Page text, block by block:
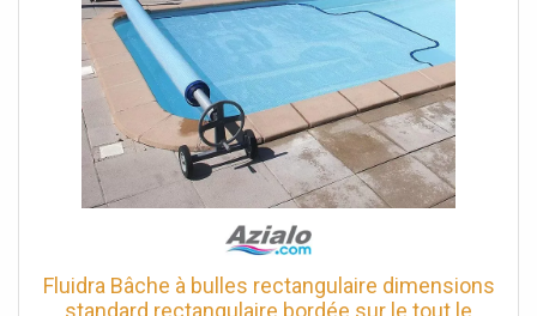
Fluidra Bâche à bulles rectangulaire dimensions
standard rectangulaire bordée sur le tout le